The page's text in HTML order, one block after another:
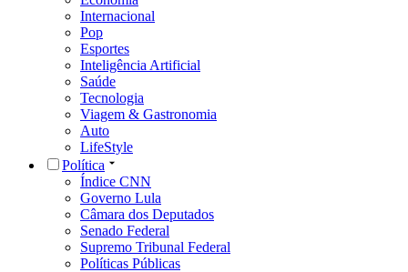
Internacional
Pop
Esportes
Inteligência Artificial
Saúde
Tecnologia
Viagem & Gastronomia
Auto
LifeStyle
Política
Índice CNN
Governo Lula
Câmara dos Deputados
Senado Federal
Supremo Tribunal Federal
Políticas Públicas